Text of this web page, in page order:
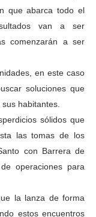
que abarca todo el
van a ser
comenzarán a ser
en este caso
soluciones que
habitantes.
sólidos que
las tomas de los
con Barrera de
operaciones para
la lanza de forma
estos encuentros